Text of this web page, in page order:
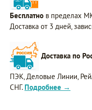
Бесплатно в пределах
Доставка от 3 дней,
Доставка по
ПЭК, Деловые Линии,
СНГ. Подробнее →